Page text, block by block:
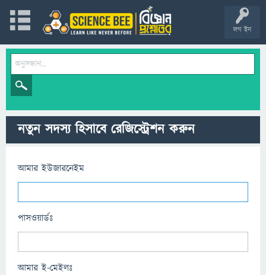
লগ ইন
নতুন সদস্য হিসাবে রেজিস্ট্রেশন করুন
আমার ইউজারনেইম
পাসওয়ার্ডঃ
আমার ই-মেইলঃ